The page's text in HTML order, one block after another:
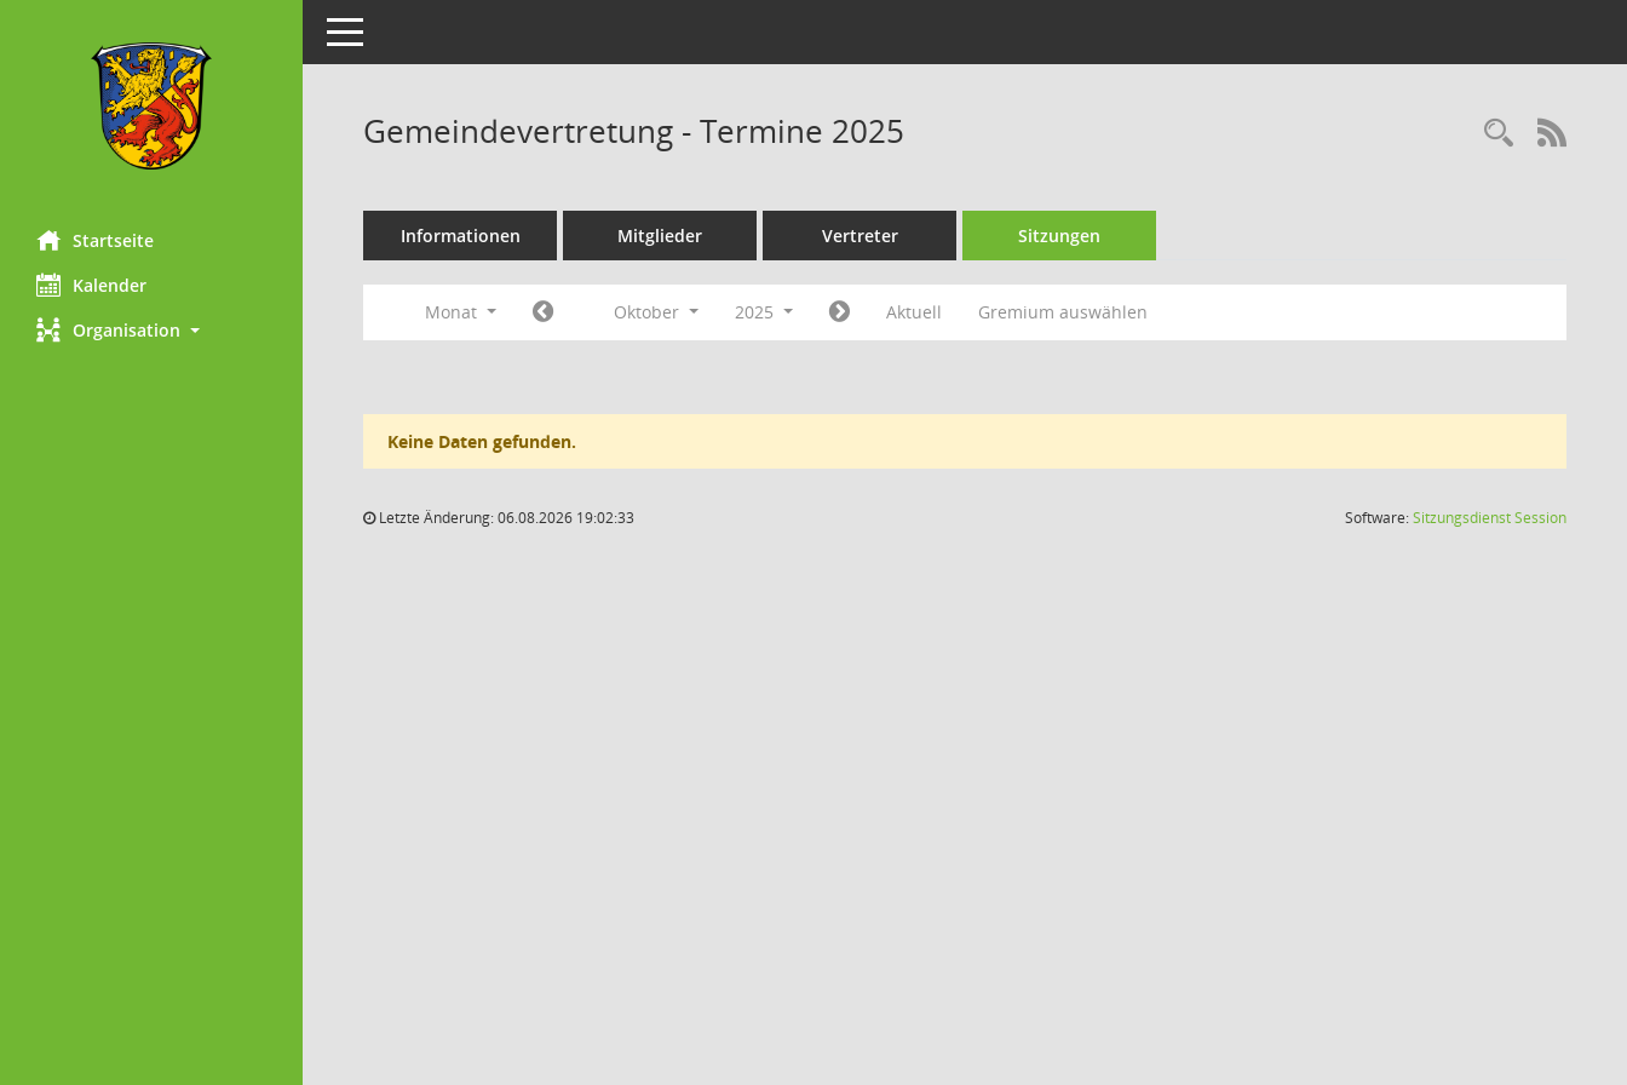
Startseite
Kalender
Organisation
Toggle navigation
Gemeindevertretung - Termine 2025
Informationen Mitglieder Vertreter Sitzungen
Monat Oktober 2025 Aktuell Gremium auswählen
Keine Daten gefunden.
Letzte Änderung: 06.08.2026 19:02:33 Software:SitzungsdienstSession(Wird in